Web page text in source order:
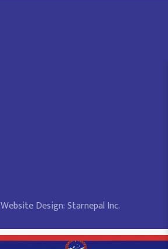
Website Design:Starnepal Inc.